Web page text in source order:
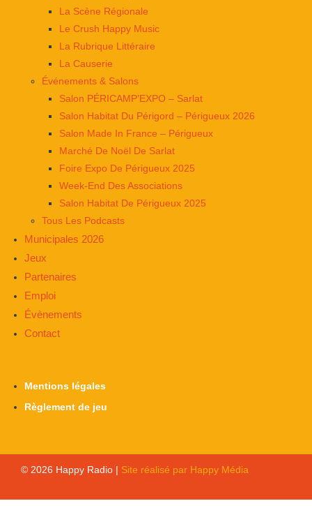
La Scène Régionale
Le Crush Happy Music
La Rubrique Littéraire
La Causerie
Événements & Salons
Salon PÉRICAMP’EXPO – Sarlat
Salon Habitat Du Périgord – Périgueux 2026
Salon Made In France – Périgueux
Marché De Noël De Sarlat
Foire Expo De Périgueux 2025
Week-End Des Associations
Salon Habitat De Périgueux 2025
Tous Les Podcasts
Municipales 2026
Jeux
Partenaires
Emploi
Évènements
Contact
Mentions légales
Règlement de jeu
© 2026 Happy Radio | Site réalisé par Happy Média